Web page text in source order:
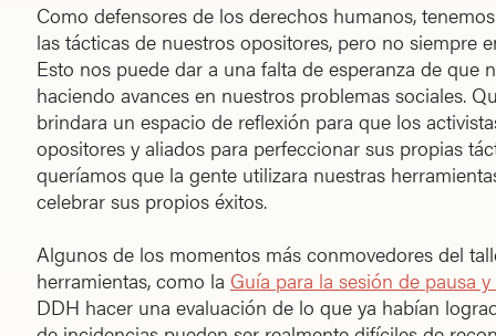
Como defensores de los derechos humanos,
las tácticas de nuestros opositores, pero no siempre
Esto nos puede dar a una falta de esperanza de que
haciendo avances en nuestros problemas sociales.
brindara un espacio de reflexión para que los
opositores y aliados para perfeccionar sus propias
queríamos que la gente utilizara nuestras
celebrar sus propios éxitos.
Algunos de los momentos más conmovedores del
herramientas, como la Guía para la sesión de pausa
DDH hacer una evaluación de lo que ya habían